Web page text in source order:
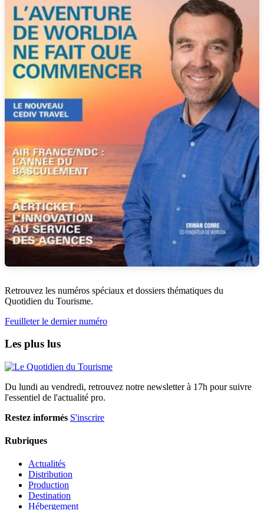
Retrouvez les numéros spéciaux et dossiers thématiques du
Quotidien du Tourisme.
Feuilleter le dernier numéro
Les plus lus
Du lundi au vendredi, retrouvez notre newsletter à 17h pour suivre
l'essentiel de l'actualité pro.
Restez informés S'inscrire
Rubriques
Actualités
Distribution
Production
Destination
Hébergement